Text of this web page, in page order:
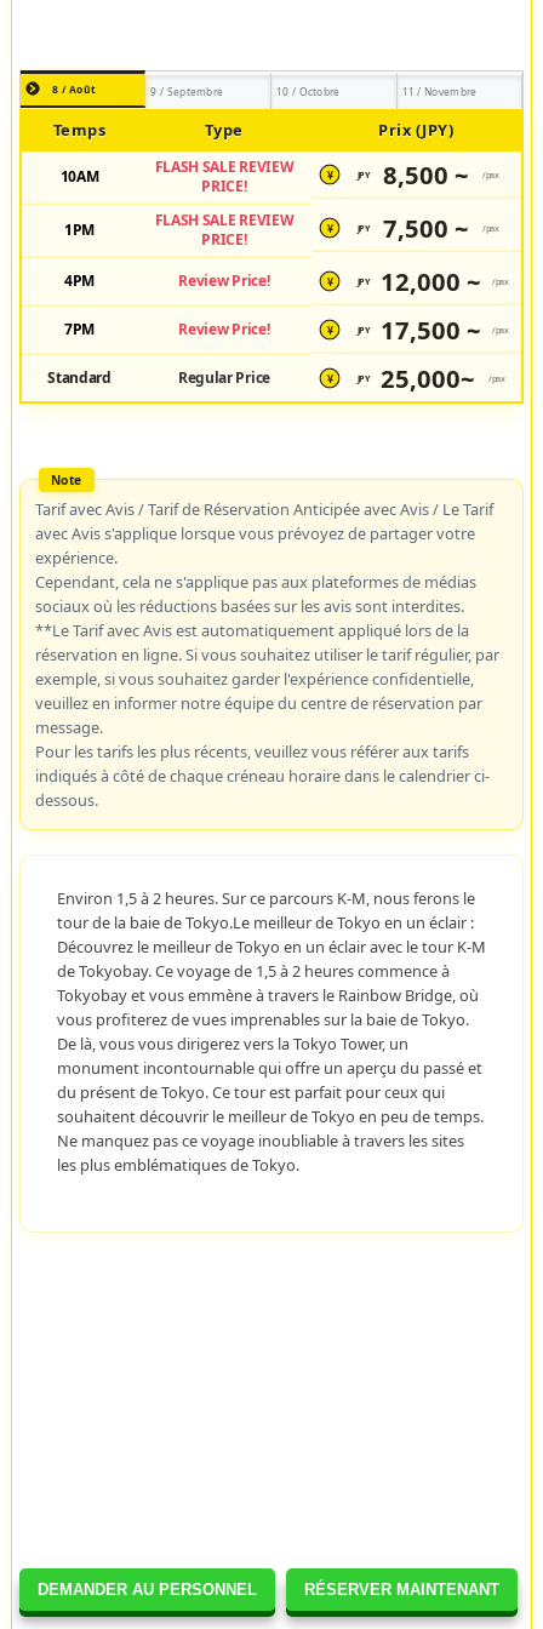
DEMANDER AU PERSONNEL RÉSERVER MAINTENANT
8 / Août 9 / Septembre 10 / Octobre 11 / Novembre
Temps Type Prix (JPY)
10AM
FLASH SALE REVIEW
PRICE!
¥ JPY 8,500 ~ /pax
1PM
FLASH SALE REVIEW
PRICE!
¥ JPY 7,500 ~ /pax
4PM Review Price! ¥ JPY 12,000 ~ /pax
7PM Review Price! ¥ JPY 17,500 ~ /pax
Standard Regular Price ¥ JPY 25,000~ /pax
Tarif avec Avis / Tarif de Réservation Anticipée avec Avis / Le Tarif
avec Avis s'applique lorsque vous prévoyez de partager votre
expérience.
Cependant, cela ne s'applique pas aux plateformes de médias
sociaux où les réductions basées sur les avis sont interdites.
**Le Tarif avec Avis est automatiquement appliqué lors de la
réservation en ligne. Si vous souhaitez utiliser le tarif régulier, par
exemple, si vous souhaitez garder l'expérience confidentielle,
veuillez en informer notre équipe du centre de réservation par
message.
Pour les tarifs les plus récents, veuillez vous référer aux tarifs
indiqués à côté de chaque créneau horaire dans le calendrier ci-
dessous.
Environ 1,5 à 2 heures. Sur ce parcours K-M, nous ferons le
tour de la baie de Tokyo.Le meilleur de Tokyo en un éclair :
Découvrez le meilleur de Tokyo en un éclair avec le tour K-M
de Tokyobay. Ce voyage de 1,5 à 2 heures commence à
Tokyobay et vous emmène à travers le Rainbow Bridge, où
vous profiterez de vues imprenables sur la baie de Tokyo.
De là, vous vous dirigerez vers la Tokyo Tower, un
monument incontournable qui offre un aperçu du passé et
du présent de Tokyo. Ce tour est parfait pour ceux qui
souhaitent découvrir le meilleur de Tokyo en peu de temps.
Ne manquez pas ce voyage inoubliable à travers les sites
les plus emblématiques de Tokyo.